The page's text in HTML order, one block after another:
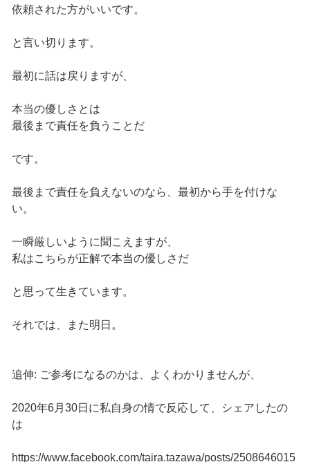
依頼された方がいいです。
と言い切ります。
最初に話は戻りますが、
本当の優しさとは
最後まで責任を負うことだ
です。
最後まで責任を負えないのなら、最初から手を付けな
い。
一瞬厳しいように聞こえますが、
私はこちらが正解で本当の優しさだ
と思って生きています。
それでは、また明日。
追伸: ご参考になるのかは、よくわかりませんが、
2020年6月30日に私自身の情で反応して、シェアしたの
は
https://www.facebook.com/taira.tazawa/posts/2508646015